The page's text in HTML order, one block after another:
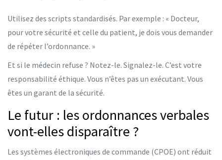
Utilisez des scripts standardisés. Par exemple : « Docteur,
pour votre sécurité et celle du patient, je dois vous demander
de répéter l’ordonnance. »
Et si le médecin refuse ? Notez-le. Signalez-le. C’est votre
responsabilité éthique. Vous n’êtes pas un exécutant. Vous
êtes un garant de la sécurité.
Le futur : les ordonnances verbales
vont-elles disparaître ?
Les systèmes électroniques de commande (CPOE) ont réduit